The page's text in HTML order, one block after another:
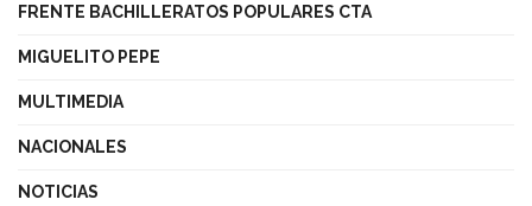
FRENTE BACHILLERATOS POPULARES CTA
MIGUELITO PEPE
MULTIMEDIA
NACIONALES
NOTICIAS